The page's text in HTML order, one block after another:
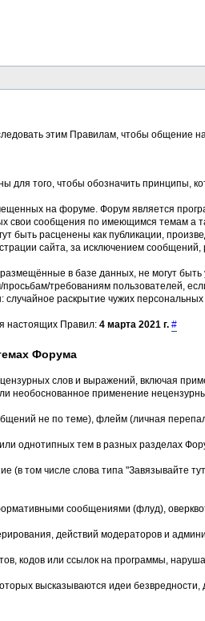
этим Правилам, чтобы общение
для того, чтобы обозначить принципы,
на форуме. Форум является
свои сообщения по имеющимся темам а
быть расценены как публикации,
сайта, за исключением
в базе данных, не могут
требованиям пользователей,
раскрытие чужих
настоящих Правил: 4 марта 2021 г. #
Форума
слов и выражений, включая
необоснованное применение
не по теме), флейм (личная
однотипных тем в разных разделах
(в том числе слова типа "Завязывайте
сообщениями (флуд),
действий модеpатоpов и
кодов или ссылок на программы,
высказываются идеи